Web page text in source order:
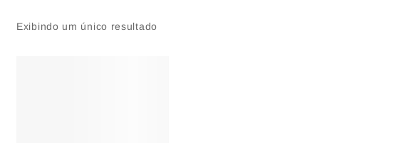
Exibindo um único resultado